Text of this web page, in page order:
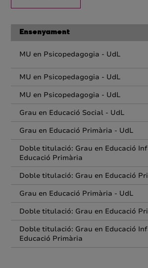
Ensenyament
MU en Psicopedagogia - UdL
MU en Psicopedagogia - UdL
MU en Psicopedagogia - UdL
Grau en Educació Social - UdL
Grau en Educació Primària - UdL
Doble titulació: Grau en Educació
Educació Primària
Doble titulació: Grau en Educació
Grau en Educació Primària - UdL
Doble titulació: Grau en Educació
Doble titulació: Grau en Educació
Educació Primària